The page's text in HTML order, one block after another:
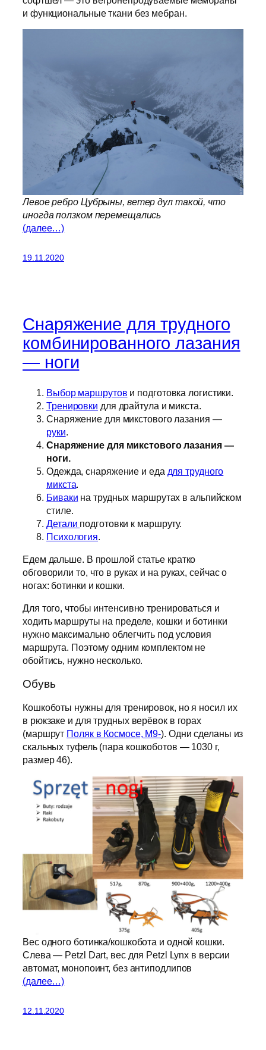
и функциональные ткани без мебран.
Левое ребро Цубрыны, ветер дул такой, что
иногда ползком перемещались
(далее…)
19.11.2020
Снаряжение для трудного
комбинированного лазания
— ноги
Выбор маршрутов и подготовка логистики.
Тренировки для драйтула и микста.
Снаряжение для микстового лазания —
руки.
Снаряжение для микстового лазания —
ноги.
Одежда, снаряжение и еда для трудного
микста.
Биваки на трудных маршрутах в альпийском
стиле.
Детали подготовки к маршруту.
Психология.
Едем дальше. В прошлой статье кратко
обговорили то, что в руках и на руках, сейчас о
ногах: ботинки и кошки.
Для того, чтобы интенсивно тренироваться и
ходить маршруты на пределе, кошки и ботинки
нужно максимально облегчить под условия
маршрута. Поэтому одним комплектом не
обойтись, нужно несколько.
Обувь
Кошкоботы нужны для тренировок, но я носил их
в рюкзаке и для трудных верёвок в горах
(маршрут Поляк в Космосе, М9-). Одни сделаны из
скальных туфель (пара кошкоботов — 1030 г,
размер 46).
Вес одного ботинка/кошкобота и одной кошки.
Слева — Petzl Dart, вес для Petzl Lynx в версии
автомат, монопоинт, без антиподлипов
(далее…)
12.11.2020